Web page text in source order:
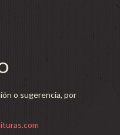
o sugerencia, por